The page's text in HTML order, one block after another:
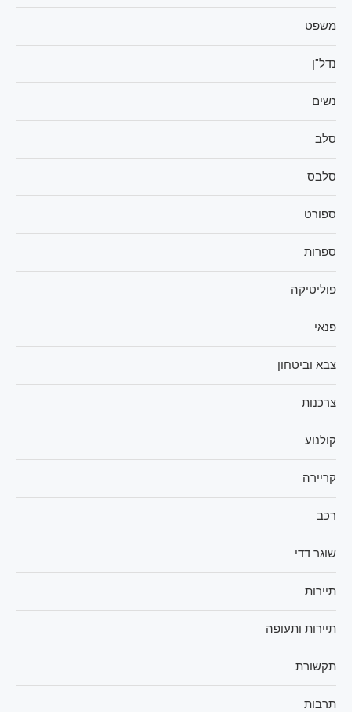
משפט
נדל"ן
נשים
סלב
סלבס
ספורט
ספרות
פוליטיקה
פנאי
צבא וביטחון
צרכנות
קולנוע
קריירה
רכב
שוגר דדי
תיירות
תיירות ותעופה
תקשורת
תרבות